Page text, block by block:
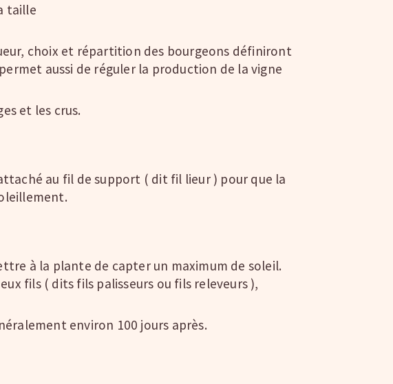
taille
choix et répartition des bourgeons définiront
aussi de réguler la production de la vigne
et les crus.
au fil de support ( dit fil lieur ) pour que la
à la plante de capter un maximum de soleil.
fils ( dits fils palisseurs ou fils releveurs ),
environ 100 jours après.